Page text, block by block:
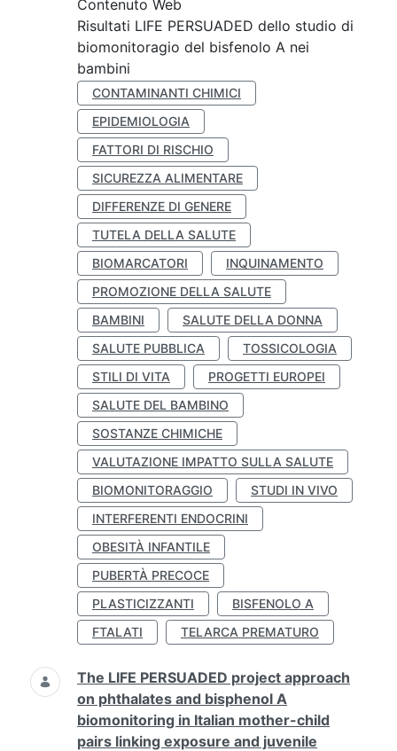
Contenuto Web
Risultati LIFE PERSUADED dello studio di
biomonitoragio del bisfenolo A nei
bambini
CONTAMINANTI CHIMICI
EPIDEMIOLOGIA
FATTORI DI RISCHIO
SICUREZZA ALIMENTARE
DIFFERENZE DI GENERE
TUTELA DELLA SALUTE
BIOMARCATORI
INQUINAMENTO
PROMOZIONE DELLA SALUTE
BAMBINI
SALUTE DELLA DONNA
SALUTE PUBBLICA
TOSSICOLOGIA
STILI DI VITA
PROGETTI EUROPEI
SALUTE DEL BAMBINO
SOSTANZE CHIMICHE
VALUTAZIONE IMPATTO SULLA SALUTE
BIOMONITORAGGIO
STUDI IN VIVO
INTERFERENTI ENDOCRINI
OBESITÀ INFANTILE
PUBERTÀ PRECOCE
PLASTICIZZANTI
BISFENOLO A
FTALATI
TELARCA PREMATURO
The LIFE PERSUADED project approach
on phthalates and bisphenol A
biomonitoring in Italian mother-child
pairs linking exposure and juvenile